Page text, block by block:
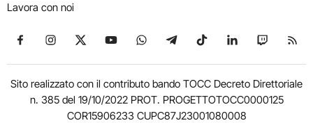
Lavora con noi
Seguici su Facebook
Seguici su Instagram
Seguici su X
Seguici su YouTube
Seguici su WhatsApp
Seguici su Telegram
Seguici su TikTok
Seguici su
Seguici
Sito realizzato con il contributo bando TOCC Decreto Direttoriale
n. 385 del 19/10/2022 PROT. PROGETTOTOCC0000125
COR15906233 CUPC87J23001080008